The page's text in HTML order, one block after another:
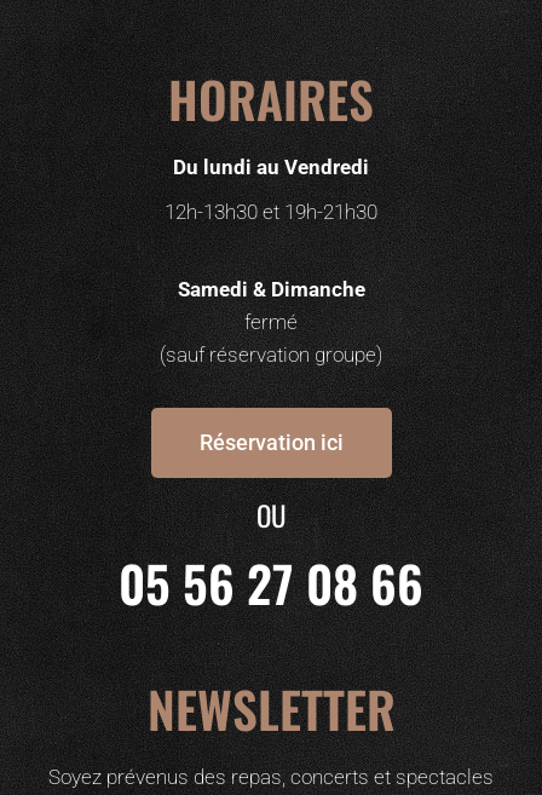
HORAIRES
Du lundi au Vendredi
12h-13h30 et 19h-21h30
Samedi & Dimanche
fermé
(sauf réservation groupe)
Réservation ici
OU
05 56 27 08 66
NEWSLETTER
Soyez prévenus des repas, concerts et spectacles